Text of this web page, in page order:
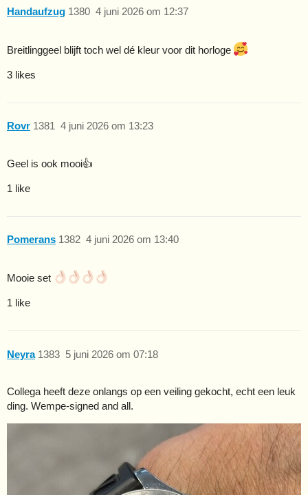
Handaufzug 4 juni 2026 om 12:37
1380
Breitlinggeel blijft toch wel dé kleur voor dit horloge
3 likes
Rovr 4 juni 2026 om 13:23
1381
Geel is ook mooi👍
1 like
Pomerans 4 juni 2026 om 13:40
1382
Mooie set
1 like
Neyra 5 juni 2026 om 07:18
1383
Collega heeft deze onlangs op een veiling gekocht, echt een leuk
ding. Wempe-signed and all.